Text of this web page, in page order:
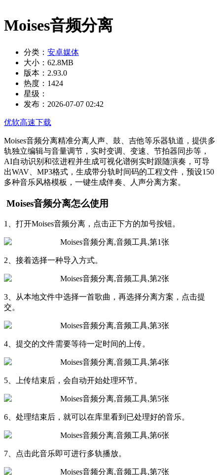
Moises音频分离
分类： 安卓媒体
大小： 62.8MB
版本： 2.93.0
热度： 1424
星级：
发布： 2026-07-07 02:42
优软高速下载
Moises音频分离精准分离人声、鼓、吉他等乐器轨道，提供多
轨独立编辑与音量调节，实时变调、变速、节拍器同步等，
AI自动识别和弦进程并生成可视化谱例实时跟随演奏，可导
出WAV、MP3格式，生成带分轨时间码的工程文件，预设150
多种音乐风格模板，一键生成伴奏、人声分离方案。
Moises音频分离怎么使用
1、打开Moises音频分离，点击正下方的加号按钮。
2、接着选择一种导入方式。
3、从本地文件中选择一首歌曲，再选择分离方案，点击提
交。
4、提交的文件需要等待一定时间的上传。
5、上传结束后，会自动开始处理环节。
6、处理结束后，就可以在库里看到已处理好的音乐。
7、点击此音乐即可进行多轨播放。